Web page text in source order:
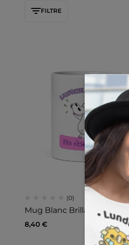
FILTRE
(0)
Mug Blanc Brillant
8,40 €